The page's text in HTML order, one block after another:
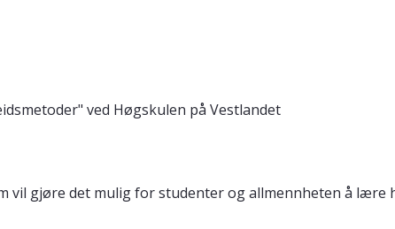
ved Høgskulen på Vestlandet
vil gjøre det mulig for studenter og allmennheten å lære